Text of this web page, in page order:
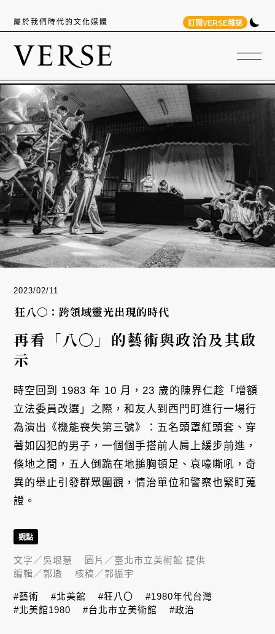
屬於我們時代的文化媒體 訂閱VERSE雜誌
2023/02/11
狂八〇：跨領域靈光出現的時代
再看「八〇」的藝術與政治及其啟
示
時空回到 1983 年 10 月，23 歲的陳界仁趁「增額
立法委員改選」之際，和友人到西門町進行一場行
為演出《機能喪失第三號》：五名頭罩紅頭套、穿
著如囚犯的男子，一個個手搭前人肩上緩步前進，
倏地之間，五人倒跪在地搥胸頓足、哀嚎嘶吼，奇
異的舉止引發群眾圍觀，情治單位和警察也緊盯蒐
證。
觀點
文字／吳垠慧 圖片／臺北市立美術館 提供
編輯／郭璈 核稿／郭振宇
#藝術 #北美館 #狂八〇
#1980年代台灣
#北美館1980
#台北市立美術館 #政治